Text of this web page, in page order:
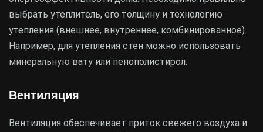
выбрать утеплитель, его толщину и технологию
утепления (внешнее, внутреннее, комбинированное).
Например, для утепления стен можно использовать
минеральную вату или пенополистирол.
Вентиляция
Вентиляция обеспечивает приток свежего воздуха и